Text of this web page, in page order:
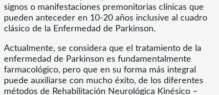
signos o manifestaciones premonitorias clínicas que
pueden anteceder en 10-20 años inclusive al cuadro
clásico de la Enfermedad de Parkinson.
Actualmente, se considera que el tratamiento de la
enfermedad de Parkinson es fundamentalmente
farmacológico, pero que en su forma más integral
puede auxiliarse con mucho éxito, de los diferentes
métodos de Rehabilitación Neurológica Kinésico –